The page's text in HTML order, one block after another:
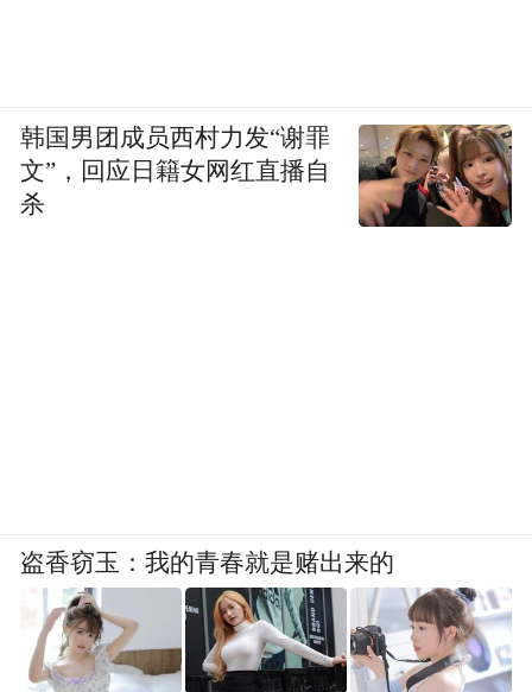
韩国男团成员西村力发“谢罪
文”，回应日籍女网红直播自
杀
盗香窃玉：我的青春就是赌出来的